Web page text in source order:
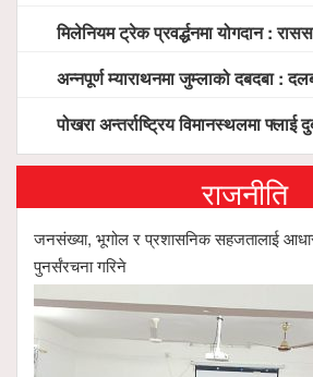
मिलेनियम ट्रेक प्रवर्द्धनमा योगदान : राससका वासुदेव पौडेललाई
अन्नपूर्ण म्याराथनमा जुम्लाको दबदबा : दलबहादुर र मञ्जु
पोखरा अन्तर्राष्ट्रिय विमानस्थलमा फ्लाई दुबईको बढ्दो चासो, ६ घण्टा लामो
राजनीति
जनसंख्या, भूगोल र प्रशासनिक सहजतालाई आधार
पुनर्संरचना गरिने